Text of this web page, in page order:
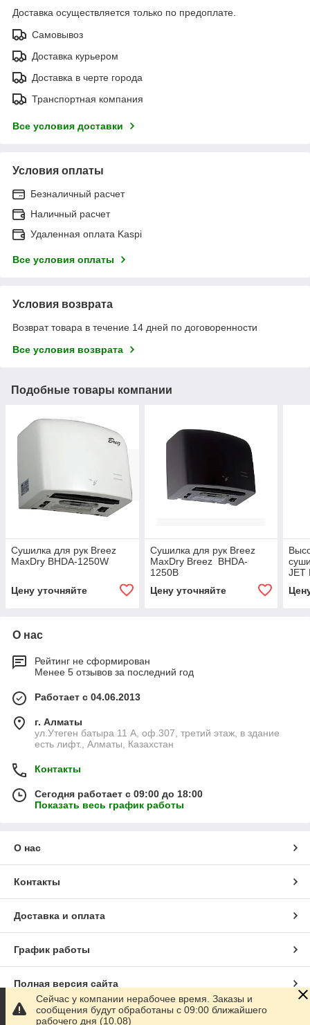
Доставка осуществляется только по предоплате.
Самовывоз
Доставка курьером
Доставка в черте города
Транспортная компания
Все условия доставки
Условия оплаты
Безналичный расчет
Наличный расчет
Удаленная оплата Kaspi
Все условия оплаты
Условия возврата
Возврат товара в течение 14 дней по договоренности
Все условия возврата
Подобные товары компании
Cушилка для рук Breez
MaxDry BHDA-1250W
Цену уточняйте
Cушилка для рук Breez
MaxDry Breez BHDA-
1250B
Цену уточняйте
JET
О нас
Рейтинг не сформирован
Менее 5 отзывов за последний год
Работает с 04.06.2013
г. Алматы
ул.Утеген батыра 11 А, оф.307, третий этаж, в здание
есть лифт., Алматы, Казахстан
Контакты
Сегодня работает с 09:00 до 18:00
Показать весь график работы
О нас
Контакты
Доставка и оплата
График работы
Полная версия сайта
Сайт создан на маркетплейсе
Сейчас у компании нерабочее время. Заказы и
сообщения будут обработаны с 09:00 ближайшего
рабочего дня (10.08)